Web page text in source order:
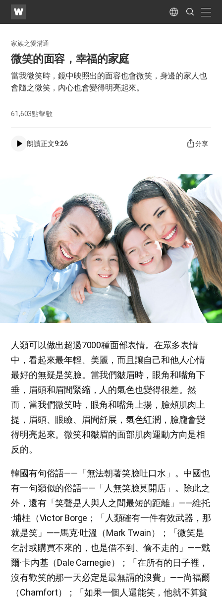
WATV
Language
Search
Submit
家族之愛溝通
微笑的面容，幸福的家庭
當我微笑時，鏡中映照出的面容也會微笑，身邊的家人也
會隨之微笑，內心也會變得明亮起來。
61,603點擊數
朗讀正文9:26 分享
人類可以做出超過7000種面部表情。在眾多表情
中，看起來最年輕、美麗，而且讓自己和他人心情
最好的無疑是笑臉。當我們皺眉時，眼角和嘴角下
垂，眉頭和眉間緊縮，人的氣色也變得很差。然
而，當我們微笑時，眼角和嘴角上揚，臉頰肌肉上
提，眉頭、眼瞼、眉間舒展，氣色紅潤，臉龐會變
得明亮起來。微笑和皺眉的面部肌肉運動方向是相
反的。
韓國有句俗語——「無法朝著笑臉吐口水」。中國也
有一句類似的俗語——「人無笑臉莫開店」。除此之
外，還有「笑聲是人與人之間最短的距離」——維托
·埔柱（Victor Borge；「人類確有一件有效武器，那
就是笑」——馬克·吐溫（Mark Twain）；「微笑是
乞討或購買不來的，也是借不到、偷不走的」——戴
爾·卡内基（Dale Carnegie）；「在所有的日子裡，
沒有歡笑的那一天必定是最無謂的浪費」——尚福爾
（Chamfort）；「如果一個人還能笑，他就不算貧